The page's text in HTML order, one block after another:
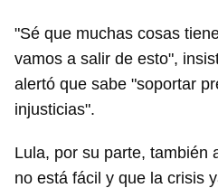
"Sé que muchas cosas
vamos a salir de esto",
alertó que sabe "soportar
injusticias".
Lula, por su parte, también
no está fácil y que la crisis